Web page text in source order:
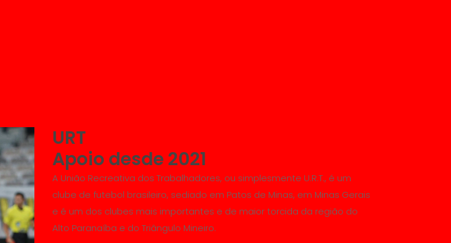
URT
Apoio desde 2021
A União Recreativa dos Trabalhadores, ou simplesmente U.R.T., é um
clube de futebol brasileiro, sediado em Patos de Minas, em Minas Gerais
e é um dos clubes mais importantes e de maior torcida da região do
Alto Paranaíba e do Triângulo Mineiro.